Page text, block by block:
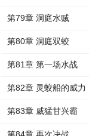
第79章 洞庭水贼
第80章 洞庭双蛟
第81章 第一场水战
第82章 灵蛟船的威力
第83章 威猛甘兴霸